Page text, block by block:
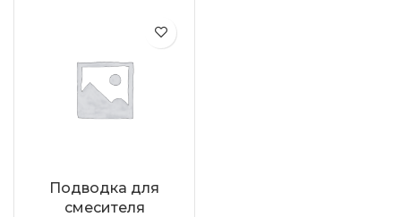
Подводка для
смесителя